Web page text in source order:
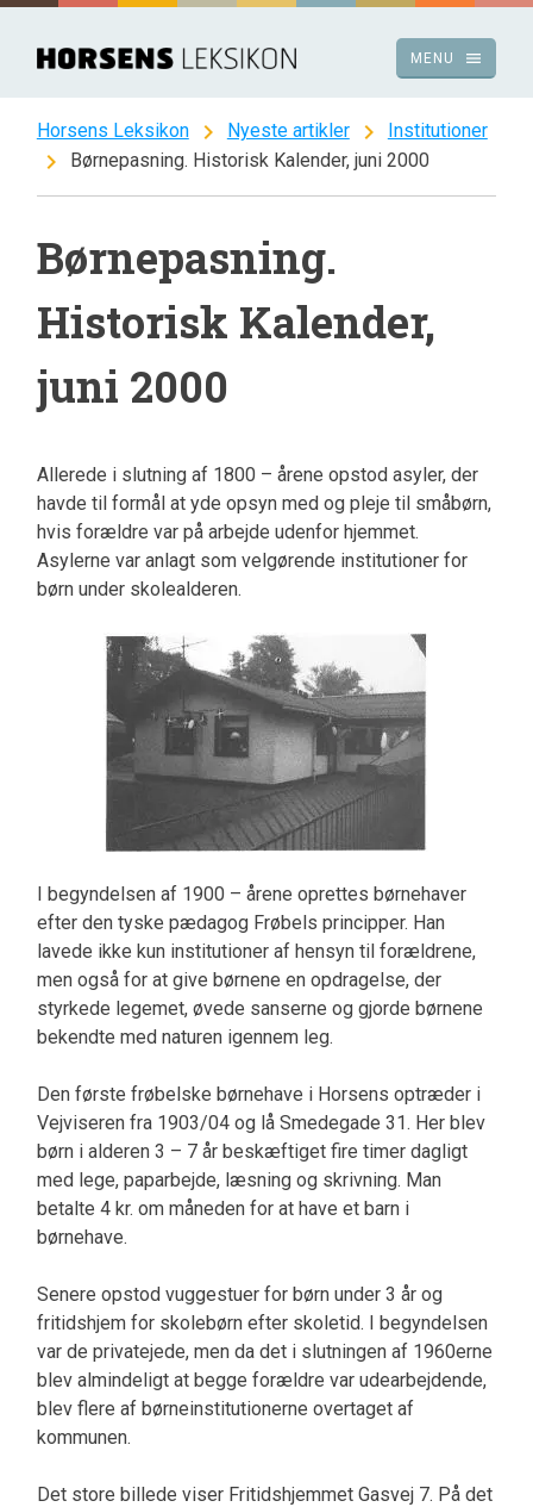
Spring
indhold
menu
MENU
Horsens Leksikon chevron_right Nyeste artikler chevron_right Institutioner
chevron_right Børnepasning. Historisk Kalender, juni 2000
Børnepasning.
Historisk Kalender,
juni 2000
Allerede i slutning af 1800 – årene opstod asyler, der
havde til formål at yde opsyn med og pleje til småbørn,
hvis forældre var på arbejde udenfor hjemmet.
Asylerne var anlagt som velgørende institutioner for
børn under skolealderen.
I begyndelsen af 1900 – årene oprettes børnehaver
efter den tyske pædagog Frøbels principper. Han
lavede ikke kun institutioner af hensyn til forældrene,
men også for at give børnene en opdragelse, der
styrkede legemet, øvede sanserne og gjorde børnene
bekendte med naturen igennem leg.
Den første frøbelske børnehave i Horsens optræder i
Vejviseren fra 1903/04 og lå Smedegade 31. Her blev
børn i alderen 3 – 7 år beskæftiget fire timer dagligt
med lege, paparbejde, læsning og skrivning. Man
betalte 4 kr. om måneden for at have et barn i
børnehave.
Senere opstod vuggestuer for børn under 3 år og
fritidshjem for skolebørn efter skoletid. I begyndelsen
var de privatejede, men da det i slutningen af 1960erne
blev almindeligt at begge forældre var udearbejdende,
blev flere af børneinstitutionerne overtaget af
kommunen.
Det store billede viser Fritidshjemmet Gasvej 7. På det